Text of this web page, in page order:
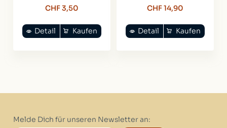
CHF 3,50
Kaufen
Detail
CHF 14,90
Kaufen
Detail
Melde Dich für unseren Newsletter an: